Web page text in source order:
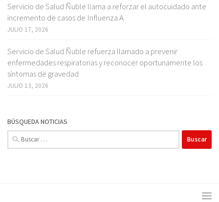
Servicio de Salud Ñuble llama a reforzar el autocuidado ante
incremento de casos de Influenza A
JULIO 17, 2026
Servicio de Salud Ñuble refuerza llamado a prevenir
enfermedades respiratorias y reconocer oportunamente los
síntomas de gravedad
JULIO 13, 2026
BÚSQUEDA NOTICIAS
Buscar: